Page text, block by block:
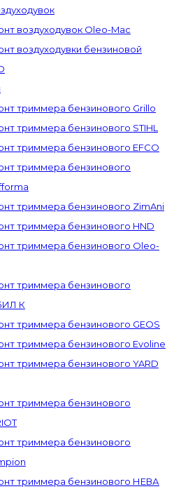
воздуходувок Oleo-Mac
воздуходувки бензиновой
триммера бензинового Grillo
триммера бензинового STIHL
триммера бензинового EFCO
триммера бензинового
триммера бензинового ZimAni
триммера бензинового HND
триммера бензинового Oleo-
триммера бензинового
К
триммера бензинового GEOS
триммера бензинового Evoline
триммера бензинового YARD
триммера бензинового
триммера бензинового
триммера бензинового НЕВА